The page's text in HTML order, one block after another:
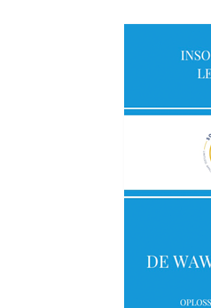
met neutrale verpakking en
volumevoordelen en
nog generieke Viagra en Cialis bij